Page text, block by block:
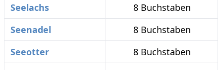
Seelachs
8 Buchstaben
Seenadel
8 Buchstaben
Seeotter
8 Buchstaben